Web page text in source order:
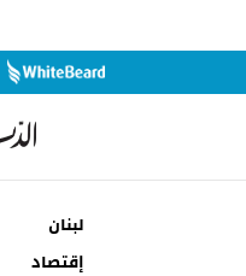
لبنان
إقتصاد